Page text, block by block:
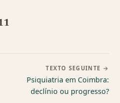
TEXTO SEGUINTE →
Psiquiatria em Coimbra:
declínio ou progresso?